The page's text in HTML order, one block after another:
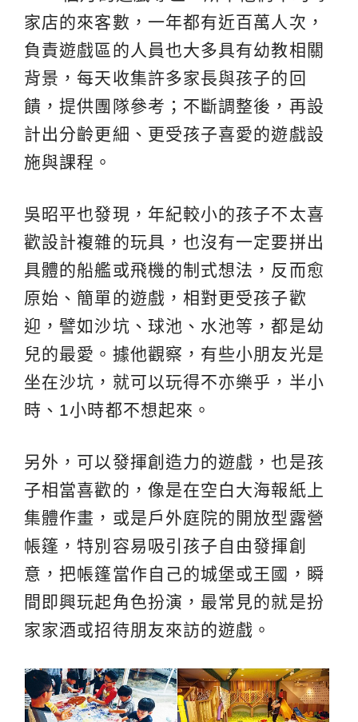
家店的來客數，一年都有近百萬人次，
負責遊戲區的人員也大多具有幼教相關
背景，每天收集許多家長與孩子的回
饋，提供團隊參考；不斷調整後，再設
計出分齡更細、更受孩子喜愛的遊戲設
施與課程。
吳昭平也發現，年紀較小的孩子不太喜
歡設計複雜的玩具，也沒有一定要拼出
具體的船艦或飛機的制式想法，反而愈
原始、簡單的遊戲，相對更受孩子歡
迎，譬如沙坑、球池、水池等，都是幼
兒的最愛。據他觀察，有些小朋友光是
坐在沙坑，就可以玩得不亦樂乎，半小
時、1小時都不想起來。
另外，可以發揮創造力的遊戲，也是孩
子相當喜歡的，像是在空白大海報紙上
集體作畫，或是戶外庭院的開放型露營
帳篷，特別容易吸引孩子自由發揮創
意，把帳篷當作自己的城堡或王國，瞬
間即興玩起角色扮演，最常見的就是扮
家家酒或招待朋友來訪的遊戲。